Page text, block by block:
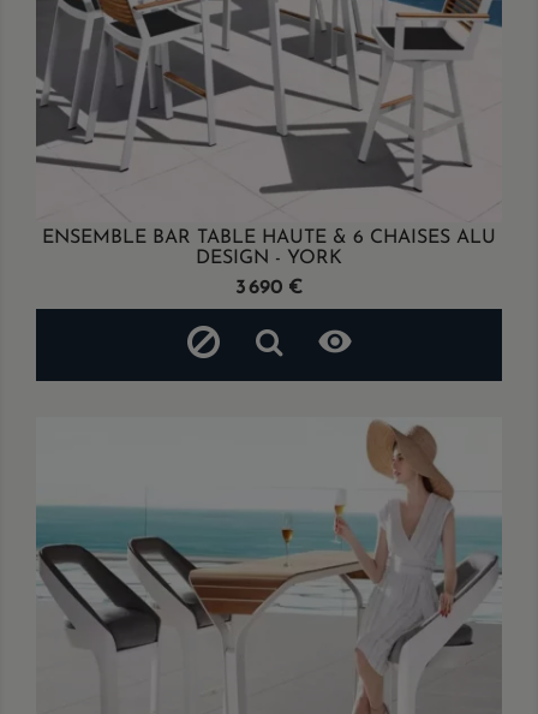
ENSEMBLE BAR TABLE HAUTE & 6 CHAISES ALU
DESIGN - YORK
Prix
3 690 €
